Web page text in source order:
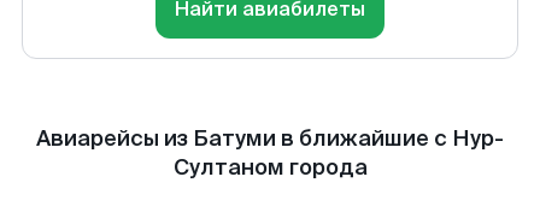
Найти авиабилеты
Авиарейсы из Батуми в ближайшие с Нур-
Султаном города